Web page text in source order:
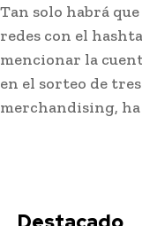
Tan solo habrá
redes con el
mencionar la
en el sorteo de
merchandising,